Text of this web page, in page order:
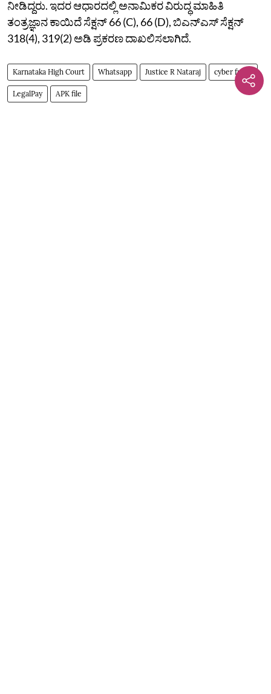
ನೀಡಿದ್ದರು. ಇದರ ಆಧಾರದಲ್ಲಿ ಅನಾಮಿಕರ ವಿರುದ್ಧ ಮಾಹಿತಿ
ತಂತ್ರಜ್ಞಾನ ಕಾಯಿದೆ ಸೆಕ್ಷನ್‌ 66 (C), 66 (D), ಬಿಎನ್‌ಎಸ್‌ ಸೆಕ್ಷನ್‌
318(4), 319(2) ಅಡಿ ಪ್ರಕರಣ ದಾಖಲಿಸಲಾಗಿದೆ.
Karnataka High Court Whatsapp Justice R Nataraj cyber fraud
LegalPay APK file